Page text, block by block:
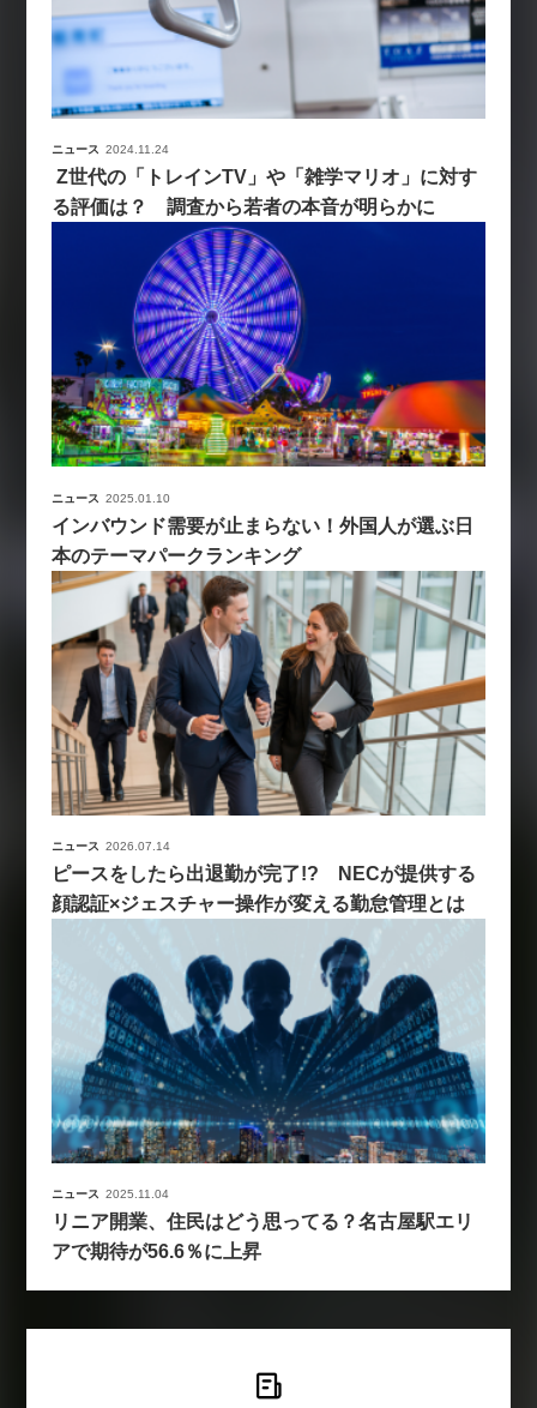
ニュース 2024.11.24
Z世代の「トレインTV」や「雑学マリオ」に対す
る評価は？ 調査から若者の本音が明らかに
ニュース 2025.01.10
インバウンド需要が止まらない！外国人が選ぶ日
本のテーマパークランキング
ニュース 2026.07.14
ピースをしたら出退勤が完了!? NECが提供する
顔認証×ジェスチャー操作が変える勤怠管理とは
ニュース 2025.11.04
リニア開業、住民はどう思ってる？名古屋駅エリ
アで期待が56.6％に上昇